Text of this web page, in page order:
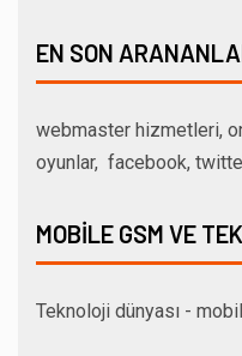
EN SON
webmaster hizmetleri,
oyunlar, facebook,
MOBILE GSM VE
Teknoloji dünyası -